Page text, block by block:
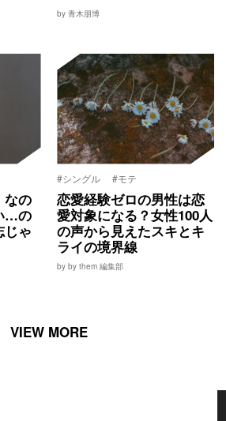
by 青木朋博
なの
…の
じゃ
#シングル #モテ
恋愛経験ゼロの男性は恋
愛対象になる？女性100人
の声から見えたスキとキ
ライの境界線
by by them 編集部
VIEW MORE